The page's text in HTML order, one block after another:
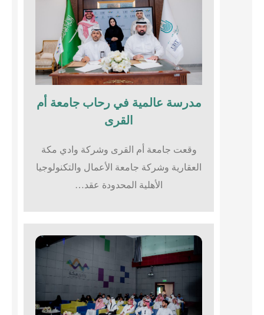
مدرسة عالمية في رحاب جامعة أم
القرى​
وقعت جامعة أم القرى وشركة وادي مكة
العقارية وشركة جامعة الأعمال والتكنولوجيا
الأهلية المحدودة عقد…